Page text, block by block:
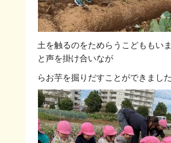
土を触るのをためらうこどももい
と声を掛け合いなが
らお芋を掘りだすことができました